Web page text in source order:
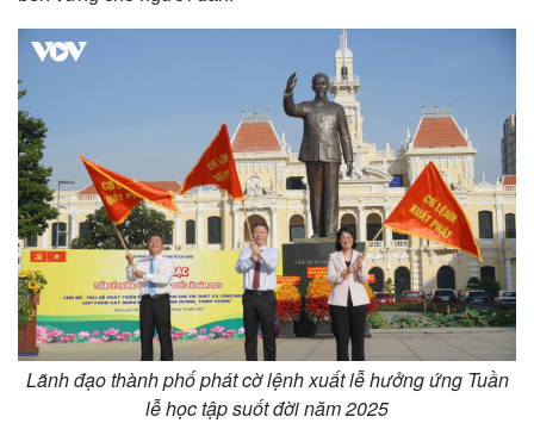
Lãnh đạo thành phố phát cờ lệnh xuất lễ hưởng ứng Tuần
lễ học tập suốt đời năm 2025